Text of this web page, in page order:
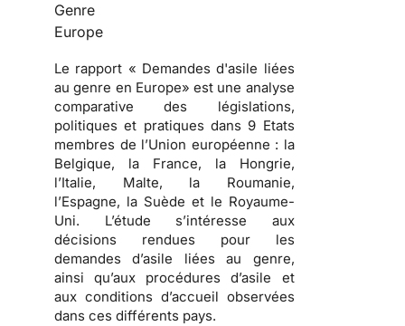
Genre
Europe
Le rapport « Demandes d'asile liées
au genre en Europe» est une analyse
comparative des législations,
politiques et pratiques dans 9 Etats
membres de l’Union européenne : la
Belgique, la France, la Hongrie,
l’Italie, Malte, la Roumanie,
l’Espagne, la Suède et le Royaume-
Uni. L’étude s’intéresse aux
décisions rendues pour les
demandes d’asile liées au genre,
ainsi qu’aux procédures d’asile et
aux conditions d’accueil observées
dans ces différents pays.